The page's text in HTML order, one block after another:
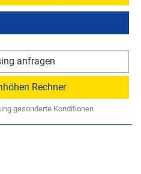
anfragen
Rechner
gesonderte Konditionen